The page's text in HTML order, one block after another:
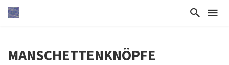
MANSCHETTENKNÖPFE